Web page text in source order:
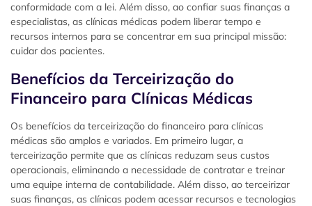
conformidade com a lei. Além disso, ao confiar suas finanças a
especialistas, as clínicas médicas podem liberar tempo e
recursos internos para se concentrar em sua principal missão:
cuidar dos pacientes.
Benefícios da Terceirização do
Financeiro para Clínicas Médicas
Os benefícios da terceirização do financeiro para clínicas
médicas são amplos e variados. Em primeiro lugar, a
terceirização permite que as clínicas reduzam seus custos
operacionais, eliminando a necessidade de contratar e treinar
uma equipe interna de contabilidade. Além disso, ao terceirizar
suas finanças, as clínicas podem acessar recursos e tecnologias